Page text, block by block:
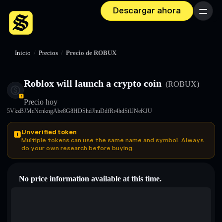
Descargar ahora Menú
Inicio / Precios / Precio de ROBUX
Roblox will launch a crypto coin (ROBUX)
Precio hoy
5VkzBJMcNcnkngAbe8G8HDShdJhuDdfRr4hdSiUNeKJU
Unverified token
Multiple tokens can use the same name and symbol. Always
do your own research before buying.
No price information available at this time.